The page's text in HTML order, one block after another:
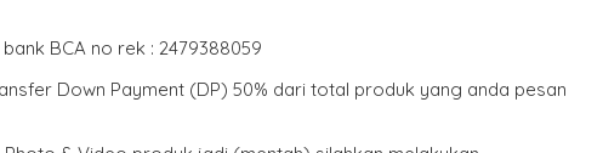
BCA no rek : 2479388059
Down Payment (DP) 50% dari total produk yang anda pesan